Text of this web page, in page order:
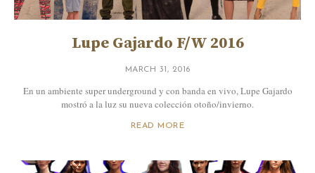
Lupe Gajardo F/W 2016
MARCH 31, 2016
En un ambiente super underground y con banda en vivo, Lupe Gajardo
mostró a la luz su nueva colección otoño/invierno.
READ MORE